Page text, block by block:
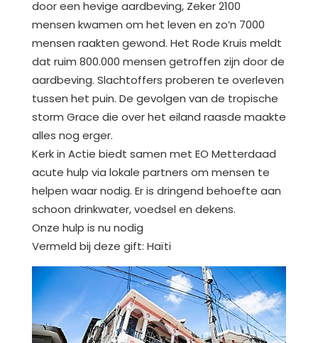
door een hevige aardbeving, Zeker 2100
mensen kwamen om het leven en zo’n 7000
mensen raakten gewond. Het Rode Kruis meldt
dat ruim 800.000 mensen getroffen zijn door de
aardbeving. Slachtoffers proberen te overleven
tussen het puin. De gevolgen van de tropische
storm Grace die over het eiland raasde maakte
alles nog erger.
Kerk in Actie biedt samen met EO Metterdaad
acute hulp via lokale partners om mensen te
helpen waar nodig. Er is dringend behoefte aan
schoon drinkwater, voedsel en dekens.
Onze hulp is nu nodig
Vermeld bij deze gift: Haïti